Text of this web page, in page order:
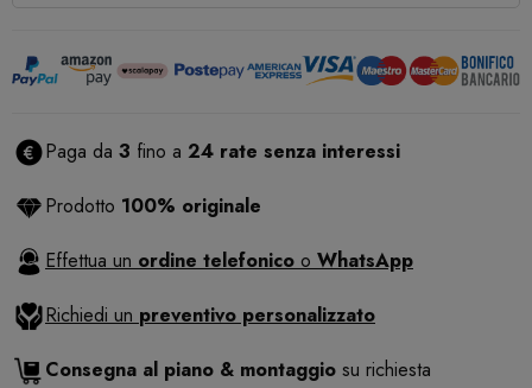
Paga da 3 fino a 24 rate senza interessi
Prodotto 100% originale
Effettua un ordine telefonico o WhatsApp
Richiedi un preventivo personalizzato
Consegna al piano & montaggio su richiesta